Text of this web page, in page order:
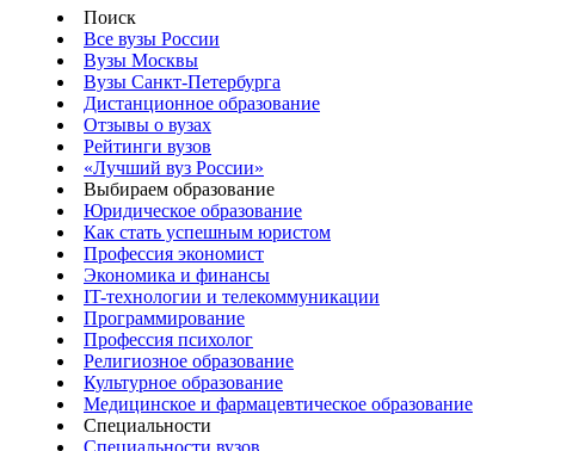
Поиск
Все вузы России
Вузы Москвы
Вузы Санкт-Петербурга
Дистанционное образование
Отзывы о вузах
Рейтинги вузов
«Лучший вуз России»
Выбираем образование
Юридическое образование
Как стать успешным юристом
Профессия экономист
Экономика и финансы
IT-технологии и телекоммуникации
Программирование
Профессия психолог
Религиозное образование
Культурное образование
Медицинское и фармацевтическое образование
Специальности
Специальности вузов